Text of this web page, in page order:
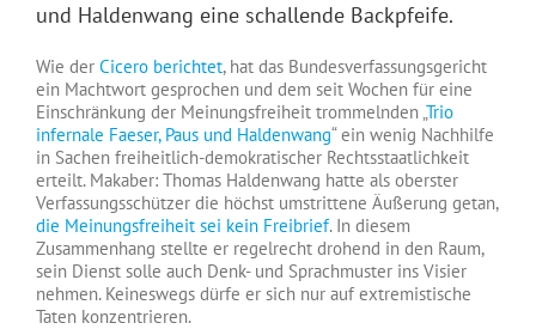
und Haldenwang eine schallende Backpfeife.
Wie der Cicero berichtet, hat das Bundesverfassungsgericht
ein Machtwort gesprochen und dem seit Wochen für eine
Einschränkung der Meinungsfreiheit trommelnden „ Trio
infernale Faeser, Paus und Haldenwang“ ein wenig Nachhilfe
in Sachen freiheitlich-demokratischer Rechtsstaatlichkeit
erteilt. Makaber: Thomas Haldenwang hatte als oberster
Verfassungsschützer die höchst umstrittene Äußerung getan,
die Meinungsfreiheit sei kein Freibrief. In diesem
Zusammenhang stellte er regelrecht drohend in den Raum,
sein Dienst solle auch Denk- und Sprachmuster ins Visier
nehmen. Keineswegs dürfe er sich nur auf extremistische
Taten konzentrieren.